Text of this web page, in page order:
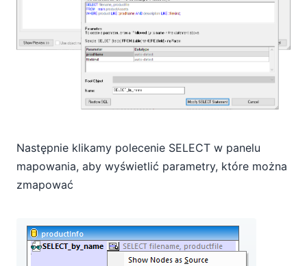
Następnie klikamy polecenie SELECT w panelu
mapowania, aby wyświetlić parametry, które można
zmapować